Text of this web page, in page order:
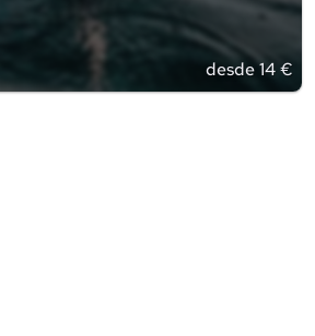
desde 14 €